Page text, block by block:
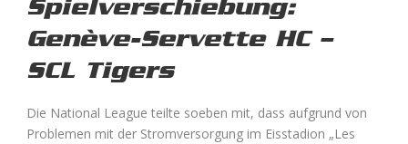
Spielverschiebung:
Genève-Servette HC –
SCL Tigers
Die National League teilte soeben mit, dass aufgrund von
Problemen mit der Stromversorgung im Eisstadion „Les